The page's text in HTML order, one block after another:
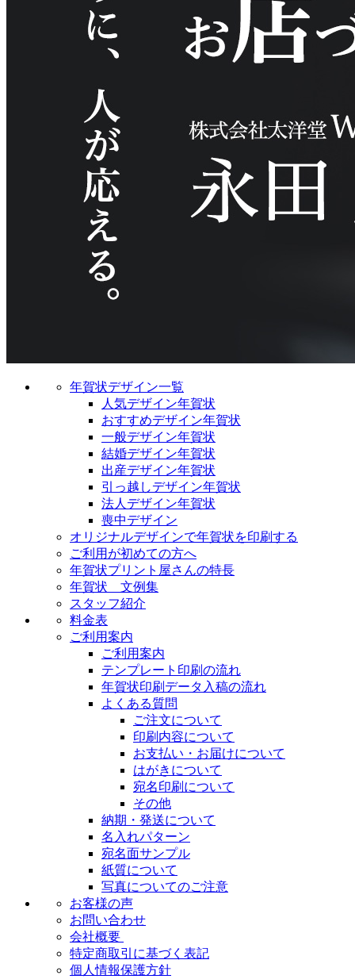
年賀状デザイン一覧
人気デザイン年賀状
おすすめデザイン年賀状
一般デザイン年賀状
結婚デザイン年賀状
出産デザイン年賀状
引っ越しデザイン年賀状
法人デザイン年賀状
喪中デザイン
オリジナルデザインで年賀状を印刷する
ご利用が初めての方へ
年賀状プリント屋さんの特長
年賀状 文例集
スタッフ紹介
料金表
ご利用案内
ご利用案内
テンプレート印刷の流れ
年賀状印刷データ入稿の流れ
よくある質問
ご注文について
印刷内容について
お支払い・お届けについて
はがきについて
宛名印刷について
その他
納期・発送について
名入れパターン
宛名面サンプル
紙質について
写真についてのご注意
お客様の声
お問い合わせ
会社概要
特定商取引に基づく表記
個人情報保護方針